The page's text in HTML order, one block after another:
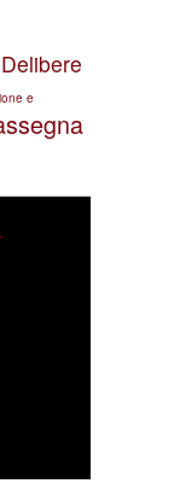
Delibere
e